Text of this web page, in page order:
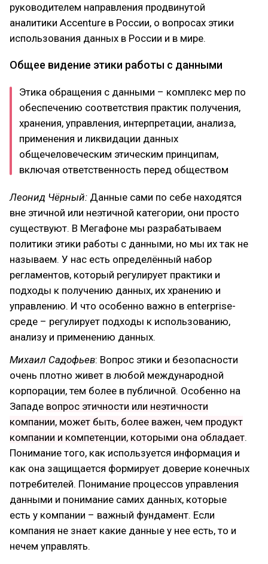
руководителем направления продвинутой
аналитики Accenture в России, о вопросах этики
использования данных в России и в мире.
Общее видение этики работы с данными
Этика обращения с данными – комплекс мер по
обеспечению соответствия практик получения,
хранения, управления, интерпретации, анализа,
применения и ликвидации данных
общечеловеческим этическим принципам,
включая ответственность перед обществом
Леонид Чёрный: Данные сами по себе находятся
вне этичной или неэтичной категории, они просто
существуют. В Мегафоне мы разрабатываем
политики этики работы с данными, но мы их так не
называем. У нас есть определённый набор
регламентов, который регулирует практики и
подходы к получению данных, их хранению и
управлению. И что особенно важно в enterprise-
среде – регулирует подходы к использованию,
анализу и применению данных.
Михаил Садофьев: Вопрос этики и безопасности
очень плотно живет в любой международной
корпорации, тем более в публичной. Особенно на
Западе вопрос этичности или неэтичности
компании, может быть, более важен, чем продукт
компании и компетенции, которыми она обладает.
Понимание того, как используется информация и
как она защищается формирует доверие конечных
потребителей. Понимание процессов управления
данными и понимание самих данных, которые
есть у компании – важный фундамент. Если
компания не знает какие данные у нее есть, то и
нечем управлять.